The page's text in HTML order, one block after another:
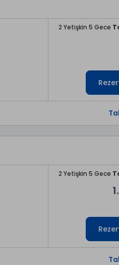
2 Yetişkin 5 Gece
2 Yetişkin 5 Gece